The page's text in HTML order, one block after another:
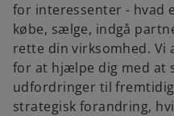
for interessenter - hvad
købe, sælge, indgå
rette din virksomhed. Vi
for at hjælpe dig med at
udfordringer til
strategisk forandring,